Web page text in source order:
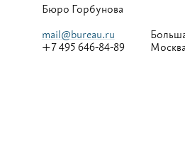
Бюро Горбунова
mail@bureau.ru
+7 495 646-84-89